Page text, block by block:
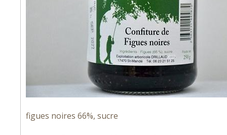
figues noires 66%, sucre